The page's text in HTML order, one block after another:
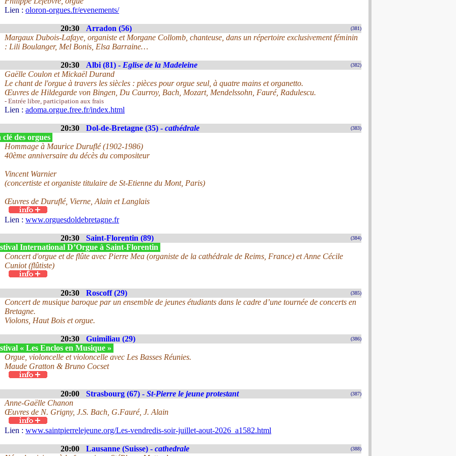
Lien : oloron-orgues.fr/evenements/
20:30 Arradon (56) (381)
Margaux Dubois-Lafaye, organiste et Morgane Collomb, chanteuse, dans un répertoire exclusivement féminin
: Lili Boulanger, Mel Bonis, Elsa Barraine…
20:30 Albi (81) - Eglise de la Madeleine (382)
Gaëlle Coulon et Mickaël Durand
Le chant de l'orgue à travers les siècles : pièces pour orgue seul, à quatre mains et organetto.
Œuvres de Hildegarde von Bingen, Du Caurroy, Bach, Mozart, Mendelssohn, Fauré, Radulescu.
- Entrée libre, participation aux frais
Lien : adoma.orgue.free.fr/index.html
20:30 Dol-de-Bretagne (35) - cathédrale (383)
des orgues
Hommage à Maurice Duruflé (1902-1986)
40ème anniversaire du décès du compositeur
Vincent Warnier
(concertiste et organiste titulaire de St-Etienne du Mont, Paris)
Œuvres de Duruflé, Vierne, Alain et Langlais
Lien : www.orguesdoldebretagne.fr
20:30 Saint-Florentin (89) (384)
International D’Orgue à Saint-Florentin
Concert d'orgue et de flûte avec Pierre Mea (organiste de la cathédrale de Reims, France) et Anne Cécile
Cuniot (flûtiste)
20:30 Roscoff (29) (385)
Concert de musique baroque par un ensemble de jeunes étudiants dans le cadre d’une tournée de concerts en
Bretagne.
Violons, Haut Bois et orgue.
20:30 Guimiliau (29) (386)
« Les Enclos en Musique »
Orgue, violoncelle et violoncelle avec Les Basses Réunies.
Maude Gratton & Bruno Cocset
20:00 Strasbourg (67) - St-Pierre le jeune protestant (387)
Anne-Gaëlle Chanon
Œuvres de N. Grigny, J.S. Bach, G.Fauré, J. Alain
Lien : www.saintpierrelejeune.org/Les-vendredis-soir-juillet-aout-2026_a1582.html
20:00 Lausanne (Suisse) - cathedrale (388)